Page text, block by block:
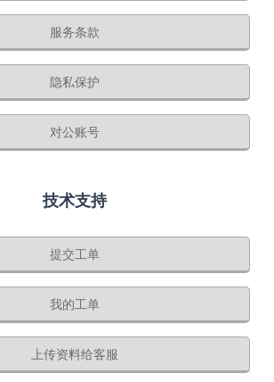
服务条款
隐私保护
对公账号
技术支持
提交工单
我的工单
上传资料给客服